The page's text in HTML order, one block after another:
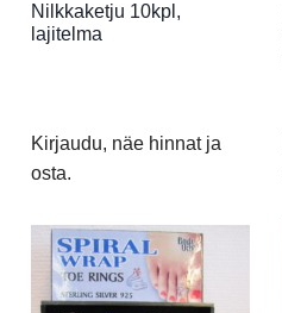
Nilkkaketju 10kpl,
lajitelma
Kirjaudu, näe hinnat ja
osta.